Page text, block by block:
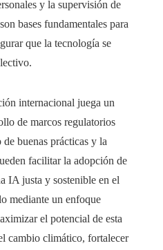
y la supervisión de
bases fundamentales para
que la tecnología se
internacional juega un
de marcos regulatorios
buenas prácticas y la
facilitar la adopción de
IA justa y sostenible en el
mediante un enfoque
el potencial de esta
cambio climático, fortalecer